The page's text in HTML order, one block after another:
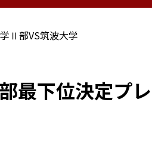
Ⅱ部VS筑波大学
最下位決定プ